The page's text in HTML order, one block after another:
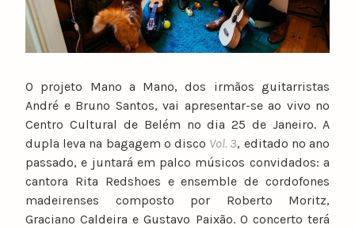
r
i
n
O projeto Mano a Mano, dos irmãos guitarristas
André e Bruno Santos, vai apresentar-se ao vivo no
Centro Cultural de Belém no dia 25 de Janeiro. A
dupla leva na bagagem o disco Vol. 3, editado no ano
passado, e juntará em palco músicos convidados: a
cantora Rita Redshoes e ensemble de cordofones
madeirenses composto por Roberto Moritz,
Graciano Caldeira e Gustavo Paixão. O concerto terá